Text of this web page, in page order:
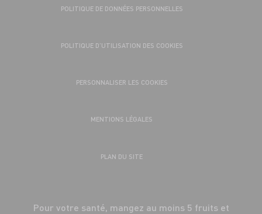
POLITIQUE DE DONNÉES PERSONNELLES
POLITIQUE D’UTILISATION DES COOKIES
PERSONNALISER LES COOKIES
MENTIONS LÉGALES
PLAN DU SITE
Pour votre santé, mangez au moins 5 fruits et